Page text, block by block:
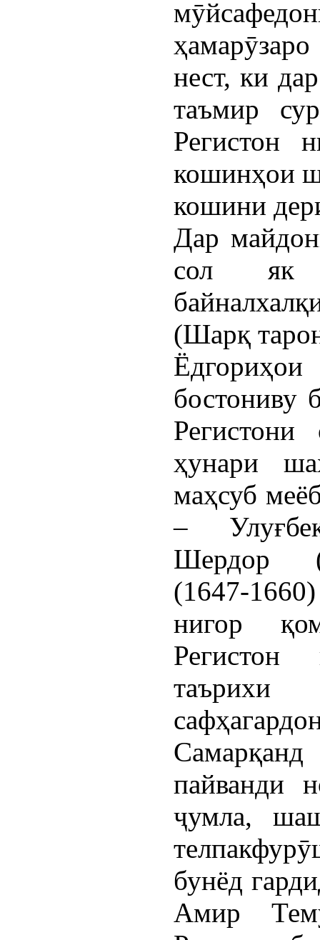
нест, ки
таъмир
Регистон
кошинҳои
кошини
Дар
сол як
(Шарқ
бостониву
ҳунари
маҳсуб
–
Шердор
(1647-
нигор
пайванди
ҷумла,
бунёд
Амир